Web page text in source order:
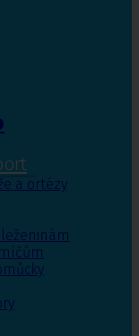
a ortézy